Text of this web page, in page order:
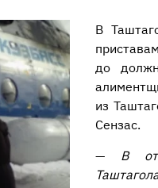
В
до
из
Сензас.
— В